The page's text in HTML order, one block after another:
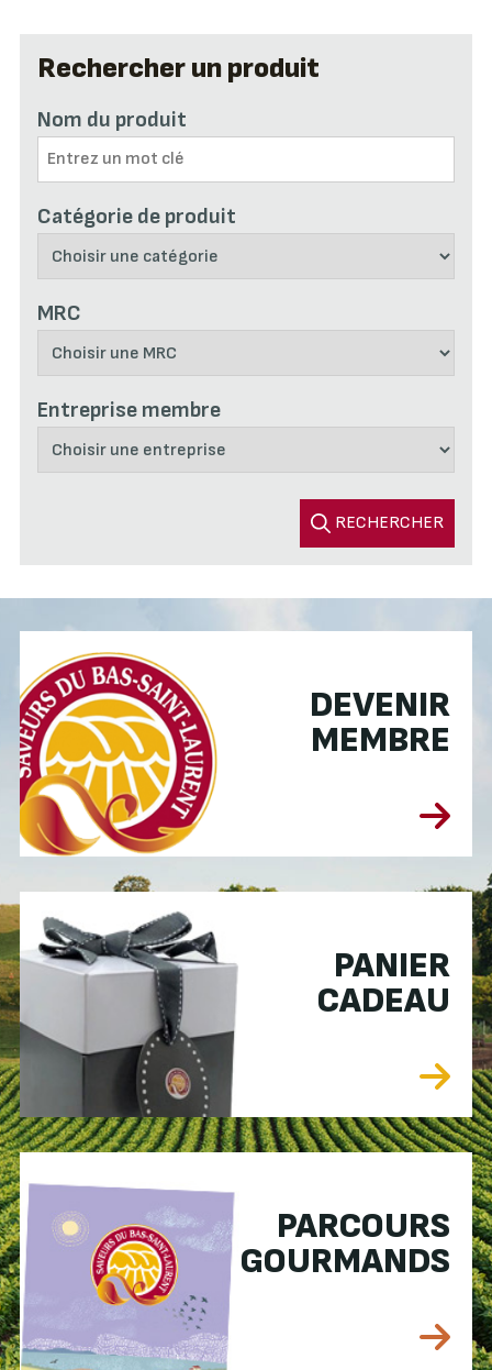
Rechercher un produit
Nom du produit
Catégorie de produit
MRC
Entreprise membre
RECHERCHER
DEVENIR
MEMBRE
PANIER
CADEAU
PARCOURS
GOURMANDS